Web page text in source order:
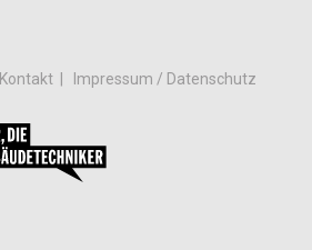
Kontakt Impressum / Datenschutz